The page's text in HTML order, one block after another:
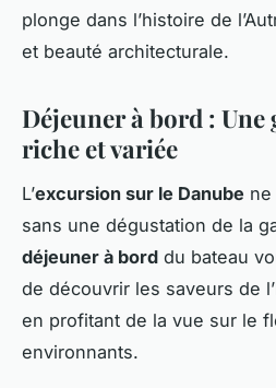
plonge dans l’histoire de
et beauté architecturale.
Déjeuner à bord :
riche et variée
L’excursion sur le Danube ne
sans une dégustation de la
déjeuner à bord du bateau
de découvrir les saveurs de
en profitant de la vue sur le
environnants.